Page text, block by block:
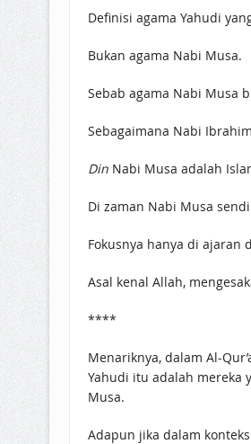
Definisi agama Yahudi
Bukan agama Nabi Musa.
Sebab agama Nabi Musa
Sebagaimana Nabi
DinNabi Musa adalah
Di zaman Nabi Musa
Fokusnya hanya di ajaran
Asal kenal Allah,
****
Menariknya, dalam Al-
Yahudi itu adalah mereka
Musa.
Adapun jika dalam